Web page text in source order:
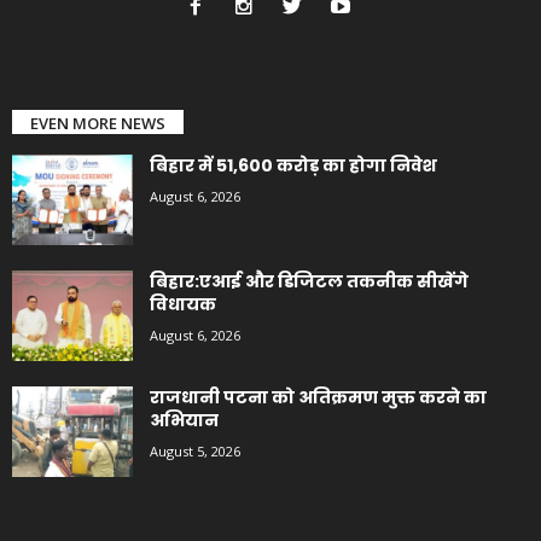
EVEN MORE NEWS
बिहार में 51,600 करोड़ का होगा निवेश
August 6, 2026
बिहार:एआई और डिजिटल तकनीक सीखेंगे
विधायक
August 6, 2026
राजधानी पटना को अतिक्रमण मुक्त करने का
अभियान
August 5, 2026